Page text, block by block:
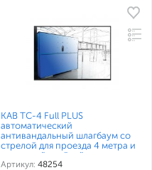
КАВ ТС-4 Full PLUS
автоматический
антивандальный шлагбаум со
стрелой для проезда 4 метра и
приемной стойкой
Артикул: 48254